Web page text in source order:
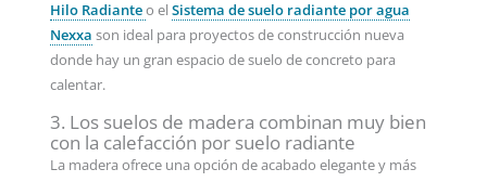
Hilo Radianteo el Sistema de suelo radiante por agua
Nexxa son ideal para proyectos de construcción nueva
donde hay un gran espacio de suelo de concreto para
calentar.
3. Los suelos de madera combinan muy bien
con la calefacción por suelo radiante
La madera ofrece una opción de acabado elegante y más